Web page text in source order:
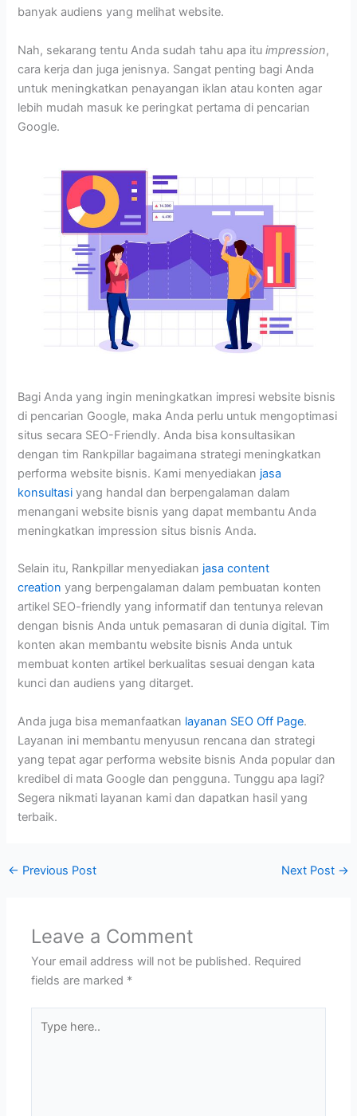
banyak audiens yang melihat website.
Nah, sekarang tentu Anda sudah tahu apa ituimpression,
cara kerja dan juga jenisnya. Sangat penting bagi Anda
untuk meningkatkan penayangan iklan atau konten agar
lebih mudah masuk ke peringkat pertama di pencarian
Google.
Bagi Anda yang ingin meningkatkan impresi website bisnis
di pencarian Google, maka Anda perlu untuk mengoptimasi
situs secara SEO-Friendly. Anda bisa konsultasikan
dengan tim Rankpillar bagaimana strategi meningkatkan
performa website bisnis. Kami menyediakan jasa
konsultasi yang handal dan berpengalaman dalam
menangani website bisnis yang dapat membantu Anda
meningkatkan impression situs bisnis Anda.
Selain itu, Rankpillar menyediakan jasa content
creation yang berpengalaman dalam pembuatan konten
artikel SEO-friendly yang informatif dan tentunya relevan
dengan bisnis Anda untuk pemasaran di dunia digital. Tim
konten akan membantu website bisnis Anda untuk
membuat konten artikel berkualitas sesuai dengan kata
kunci dan audiens yang ditarget.
Anda juga bisa memanfaatkan layanan SEO Off Page.
Layanan ini membantu menyusun rencana dan strategi
yang tepat agar performa website bisnis Anda popular dan
kredibel di mata Google dan pengguna. Tunggu apa lagi?
Segera nikmati layanan kami dan dapatkan hasil yang
terbaik.
← Previous Post Next Post →
Leave a Comment
Your email address will not be published. Required
fields are marked *
here..